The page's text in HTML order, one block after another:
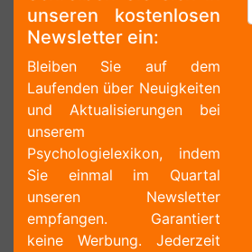
unseren kostenlosen
Newsletter ein:
Bleiben Sie auf dem
Laufenden über Neuigkeiten
und Aktualisierungen bei
unserem
Psychologielexikon, indem
Sie einmal im Quartal
unseren Newsletter
empfangen. Garantiert
keine Werbung. Jederzeit